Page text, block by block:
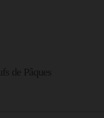
de Pâques